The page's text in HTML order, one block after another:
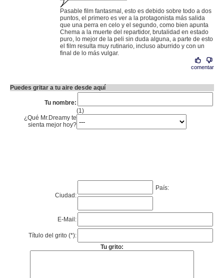
Pasable film fantasmal, esto es debido sobre todo a dos
puntos, el primero es ver a la protagonista más salida
que una perra en celo y el segundo, como bien apunta
Chema a la muerte del repartidor, brutalidad en estado
puro, lo mejor de la peli sin duda alguna, a parte de esto
el film resulta muy rutinario, incluso aburrido y con un
final de lo más vulgar.
comentar
Puedes gritar a tu aire desde aquí
Tu nombre:
(1)
¿Qué Mr.Dreamy te
sienta mejor hoy?
Ciudad:
País:
E-Mail:
Título del grito (*):
Tu grito: